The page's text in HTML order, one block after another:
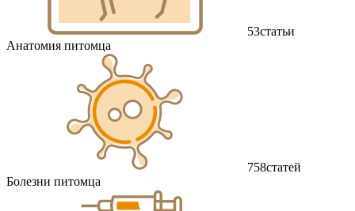
53статьи
Анатомия питомца
758статей
Болезни питомца